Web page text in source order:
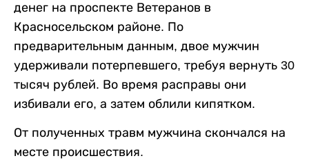
денег на проспекте Ветеранов в
Красносельском районе. По
предварительным данным, двое мужчин
удерживали потерпевшего, требуя вернуть 30
тысяч рублей. Во время расправы они
избивали его, а затем облили кипятком.
От полученных травм мужчина скончался на
месте происшествия.